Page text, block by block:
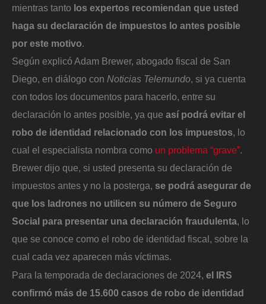
mientras tanto los expertos recomiendan que usted
haga su declaración de impuestos lo antes posible
por este motivo.
Según explicó Adam Brewer, abogado fiscal de San
Diego, en diálogo con Noticias Telemundo, si ya cuenta
con todos los documentos para hacerlo, entre su
declaración lo antes posible, ya que así podrá evitar el
robo de identidad relacionado con los impuestos, lo
cual el especialista nombra como un problema “grave”.
Brewer dijo que, si usted presenta su declaración de
impuestos antes y no la posterga, se podrá asegurar de
que los ladrones no utilicen su número de Seguro
Social para presentar una declaración fraudulenta, lo
que se conoce como el robo de identidad fiscal, sobre la
cual cada vez aparecen más víctimas.
Para la temporada de declaraciones de 2024, el IRS
confirmó más de 15.600 casos de robo de identidad